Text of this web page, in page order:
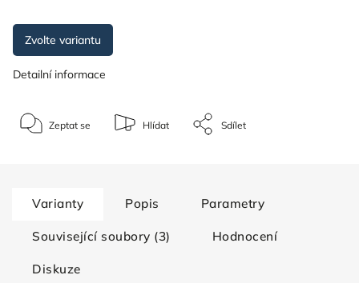
Zvolte variantu
Detailní informace
Zeptat se Hlídat Sdílet
Varianty Popis Parametry
Související soubory (3) Hodnocení
Diskuze